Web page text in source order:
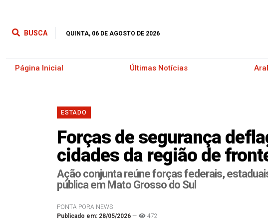
BUSCA QUINTA, 06 DE AGOSTO DE 2026
Página Inicial Últimas Notícias
ESTADO
Forças de segurança
cidades da região de
Ação conjunta reúne forças federais,
pública em Mato Grosso do Sul
PONTA PORA NEWS
Publicado em: 28/05/2026 — 472